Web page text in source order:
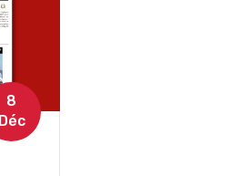
8
Déc